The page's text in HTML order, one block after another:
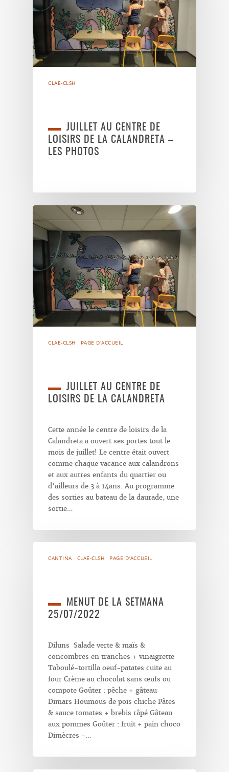
CLAE-CLSH
JUILLET AU CENTRE DE
LOISIRS DE LA CALANDRETA –
LES PHOTOS
CLAE-CLSH PAGE D'ACCUEIL
JUILLET AU CENTRE DE
LOISIRS DE LA CALANDRETA
Cette année le centre de loisirs de la
Calandreta a ouvert ses portes tout le
mois de juillet! Le centre était ouvert
comme chaque vacance aux calandrons
et aux autres enfants du quartier ou
d'ailleurs de 3 à 14ans. Au programme
des sorties au bateau de la daurade, une
sortie…
CANTINA CLAE-CLSH PAGE D'ACCUEIL
MENUT DE LA SETMANA
25/07/2022
Diluns Salade verte & maïs &
concombres en tranches + vinaigrette
Taboulé-tortilla oeuf-patates cuite au
four Crème au chocolat sans œufs ou
compote Goûter : pêche + gâteau
Dimars Houmous de pois chiche Pâtes
& sauce tomates + brebis râpé Gâteau
aux pommes Goûter : fruit + pain choco
Dimècres -…